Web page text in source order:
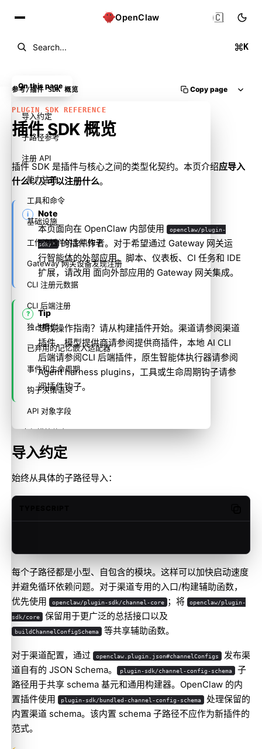
OpenClaw
Search... K
🇨🇳
参考/插件 SDK 概览 Copy page
PLUGIN SDK REFERENCE
插件 SDK 概览
插件 SDK 是插件与核心之间的类型化契约。本页介绍应导入
什么以及可以注册什么。
Note
本页面向在 OpenClaw 内部使用 openclaw/plugin-
sdk/* 的插件作者。对于希望通过 Gateway 网关运
行智能体的外部应用、脚本、仪表板、CI 任务和 IDE
扩展，请改用 面向外部应用的 Gateway 网关集成。
Tip
想找操作指南？请从构建插件开始。渠道请参阅渠道
插件，模型提供商请参阅提供商插件，本地 AI CLI
后端请参阅CLI 后端插件，原生智能体执行器请参阅
Agent harness plugins，工具或生命周期钩子请参
阅插件钩子。
导入约定
始终从具体的子路径导入：
每个子路径都是小型、自包含的模块。这样可以加快启动速度
并避免循环依赖问题。对于渠道专用的入口/构建辅助函数，
优先使用
openclaw/plugin-sdk/channel-core ；将 openclaw/plugin-
sdk/core 保留用于更广泛的总括接口以及
buildChannelConfigSchema 等共享辅助函数。
对于渠道配置，通过 openclaw.plugin.json#channelConfigs 发布渠
道自有的 JSON Schema。
plugin-sdk/channel-config-schema 子
路径用于共享 schema 基元和通用构建器。OpenClaw 的内
置插件使用
plugin-sdk/bundled-channel-config-schema 处理保留的
内置渠道 schema。该内置 schema 子路径不应作为新插件的
范式。
On this page
导入约定
子路径参考
注册 API
能力注册
工具和命令
基础设施
工作流插件的主机钩子
Gateway 网关设备发现注册
CLI 注册元数据
CLI 后端注册
独占槽位
已弃用的记忆嵌入适配器
事件和生命周期
钩子决策语义
API 对象字段
内部模块约定
相关内容